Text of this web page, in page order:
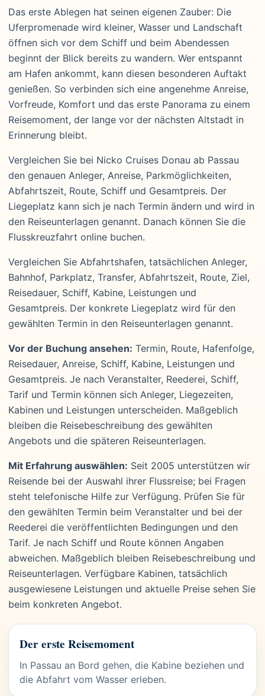
Das erste Ablegen hat seinen eigenen Zauber: Die
Uferpromenade wird kleiner, Wasser und Landschaft
öffnen sich vor dem Schiff und beim Abendessen
beginnt der Blick bereits zu wandern. Wer entspannt
am Hafen ankommt, kann diesen besonderen Auftakt
genießen. So verbinden sich eine angenehme Anreise,
Vorfreude, Komfort und das erste Panorama zu einem
Reisemoment, der lange vor der nächsten Altstadt in
Erinnerung bleibt.
Vergleichen Sie bei Nicko Cruises Donau ab Passau
den genauen Anleger, Anreise, Parkmöglichkeiten,
Abfahrtszeit, Route, Schiff und Gesamtpreis. Der
Liegeplatz kann sich je nach Termin ändern und wird in
den Reiseunterlagen genannt. Danach können Sie die
Flusskreuzfahrt online buchen.
Vergleichen Sie Abfahrtshafen, tatsächlichen Anleger,
Bahnhof, Parkplatz, Transfer, Abfahrtszeit, Route, Ziel,
Reisedauer, Schiff, Kabine, Leistungen und
Gesamtpreis. Der konkrete Liegeplatz wird für den
gewählten Termin in den Reiseunterlagen genannt.
Vor der Buchung ansehen: Termin, Route, Hafenfolge,
Reisedauer, Anreise, Schiff, Kabine, Leistungen und
Gesamtpreis. Je nach Veranstalter, Reederei, Schiff,
Tarif und Termin können sich Anleger, Liegezeiten,
Kabinen und Leistungen unterscheiden. Maßgeblich
bleiben die Reisebeschreibung des gewählten
Angebots und die späteren Reiseunterlagen.
Mit Erfahrung auswählen: Seit 2005 unterstützen wir
Reisende bei der Auswahl ihrer Flussreise; bei Fragen
steht telefonische Hilfe zur Verfügung. Prüfen Sie für
den gewählten Termin beim Veranstalter und bei der
Reederei die veröffentlichten Bedingungen und den
Tarif. Je nach Schiff und Route können Angaben
abweichen. Maßgeblich bleiben Reisebeschreibung und
Reiseunterlagen. Verfügbare Kabinen, tatsächlich
ausgewiesene Leistungen und aktuelle Preise sehen Sie
beim konkreten Angebot.
Der erste Reisemoment
In Passau an Bord gehen, die Kabine beziehen und
die Abfahrt vom Wasser erleben.